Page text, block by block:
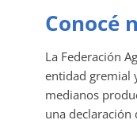
Conocé
La Federación
entidad gremial
medianos
una declaración